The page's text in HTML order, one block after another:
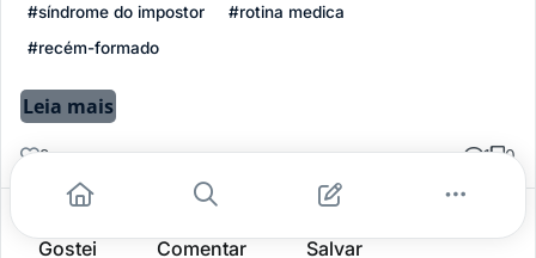
#síndrome do impostor
#rotina medica
#recém-formado
Leia mais
9 1 0
Gostei Comentar Salvar